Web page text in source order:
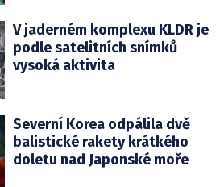
V jaderném komplexu KLDR je
podle satelitních snímků
vysoká aktivita
Severní Korea odpálila dvě
balistické rakety krátkého
doletu nad Japonské moře